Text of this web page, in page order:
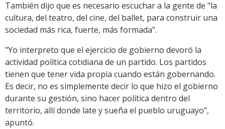
También dijo que es necesario escuchar a la gente de "la
cultura, del teatro, del cine, del ballet, para construir una
sociedad más rica, fuerte, más formada".
"Yo interpreto que el ejercicio de gobierno devoró la
actividad política cotidiana de un partido. Los partidos
tienen que tener vida propia cuando están gobernando.
Es decir, no es simplemente decir lo que hizo el gobierno
durante su gestión, sino hacer política dentro del
territorio, allí donde late y sueña el pueblo uruguayo",
apuntó.